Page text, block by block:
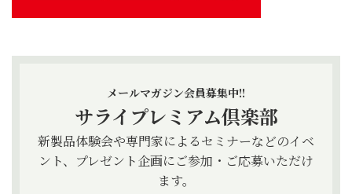
メールマガジン会員募集中!!
サライプレミアム倶楽部
新製品体験会や専門家によるセミナーなどのイベ
ント、プレゼント企画にご参加・ご応募いただけ
ます。